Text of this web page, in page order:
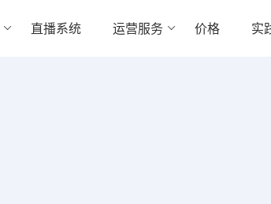
直播系统 运营服务 价格 实